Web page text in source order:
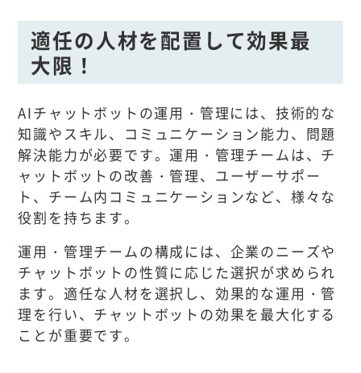
適任の人材を配置して効果最
大限！
AIチャットボットの運用・管理には、技術的な
知識やスキル、コミュニケーション能力、問題
解決能力が必要です。運用・管理チームは、チ
ャットボットの改善・管理、ユーザーサポー
ト、チーム内コミュニケーションなど、様々な
役割を持ちます。
運用・管理チームの構成には、企業のニーズや
チャットボットの性質に応じた選択が求められ
ます。適任な人材を選択し、効果的な運用・管
理を行い、チャットボットの効果を最大化する
ことが重要です。